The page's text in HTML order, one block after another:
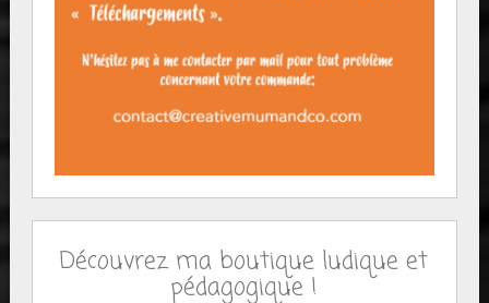
Découvrez ma boutique ludique et
pédagogique !